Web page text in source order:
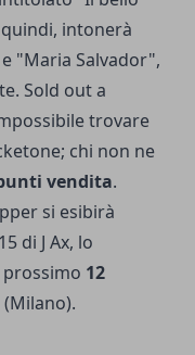
intonerà
"Maria Salvador",
Sold out a
trovare
chi non ne
vendita.
si esibirà
di J Ax, lo
12
(Milano).